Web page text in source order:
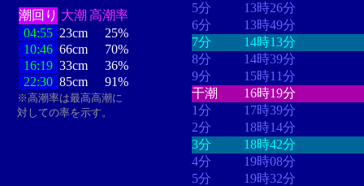
潮回り 大潮 高潮率
04:55 23cm
25%
10:46 66cm
70%
16:19 33cm
36%
22:30 85cm 91%
※高潮率は最高高潮に
対しての率を示す。
5分
13時26分
6分
13時49分
7分
14時13分
8分
14時39分
9分
15時11分
干潮
16時19分
1分
17時39分
2分
18時14分
3分
18時42分
4分
19時08分
5分
19時32分